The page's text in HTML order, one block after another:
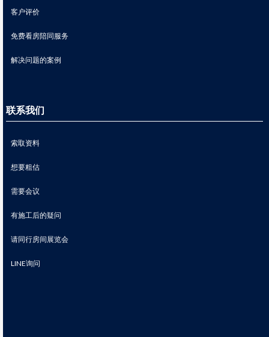
客户评价
免费看房陪同服务
解决问题的案例
联系我们
索取资料
想要粗估
需要会议
有施工后的疑问
请同行房间展览会
LINE询问